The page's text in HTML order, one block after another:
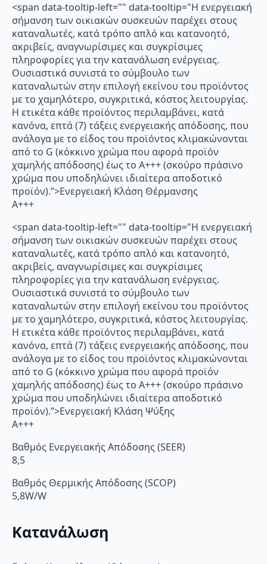
<span data-tooltip-left="" data-tooltip="Η ενεργειακή
σήμανση των οικιακών συσκευών παρέχει στους
καταναλωτές, κατά τρόπο απλό και κατανοητό,
ακριβείς, αναγνωρίσιμες και συγκρίσιμες
πληροφορίες για την κατανάλωση ενέργειας.
Ουσιαστικά συνιστά το σύμβουλο των
καταναλωτών στην επιλογή εκείνου του προϊόντος
με το χαμηλότερο, συγκριτικά, κόστος λειτουργίας.
Η ετικέτα κάθε προϊόντος περιλαμβάνει, κατά
κανόνα, επτά (7) τάξεις ενεργειακής απόδοσης, που
ανάλογα με το είδος του προϊόντος κλιμακώνονται
από το G (κόκκινο χρώμα που αφορά προϊόν
χαμηλής απόδοσης) έως το Α+++ (σκούρο πράσινο
χρώμα που υποδηλώνει ιδιαίτερα αποδοτικό
προϊόν).”>Ενεργειακή Κλάση Θέρμανσης
A+++
<span data-tooltip-left="" data-tooltip="Η ενεργειακή
σήμανση των οικιακών συσκευών παρέχει στους
καταναλωτές, κατά τρόπο απλό και κατανοητό,
ακριβείς, αναγνωρίσιμες και συγκρίσιμες
πληροφορίες για την κατανάλωση ενέργειας.
Ουσιαστικά συνιστά το σύμβουλο των
καταναλωτών στην επιλογή εκείνου του προϊόντος
με το χαμηλότερο, συγκριτικά, κόστος λειτουργίας.
Η ετικέτα κάθε προϊόντος περιλαμβάνει, κατά
κανόνα, επτά (7) τάξεις ενεργειακής απόδοσης, που
ανάλογα με το είδος του προϊόντος κλιμακώνονται
από το G (κόκκινο χρώμα που αφορά προϊόν
χαμηλής απόδοσης) έως το Α+++ (σκούρο πράσινο
χρώμα που υποδηλώνει ιδιαίτερα αποδοτικό
προϊόν).”>Ενεργειακή Κλάση Ψύξης
A+++
Βαθμός Ενεργειακής Απόδοσης (SEER)
8,5
Βαθμός Θερμικής Απόδοσης (SCOP)
5,8W/W
Κατανάλωση